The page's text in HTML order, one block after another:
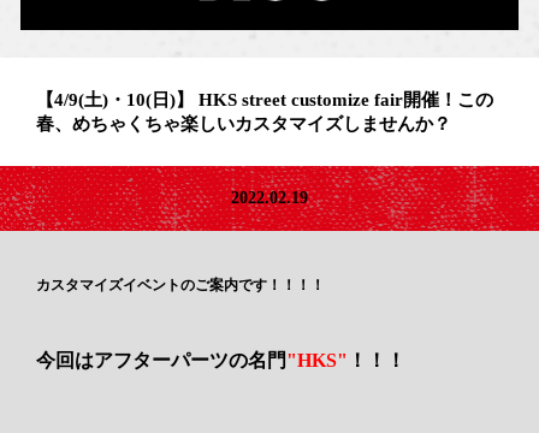
【4/9(土)・10(日)】 HKS street customize fair開催！この
春、めちゃくちゃ楽しいカスタマイズしませんか？
2022.02.19
カスタマイズイベントのご案内です！！！！
今回はアフターパーツの名門"HKS" ！！！